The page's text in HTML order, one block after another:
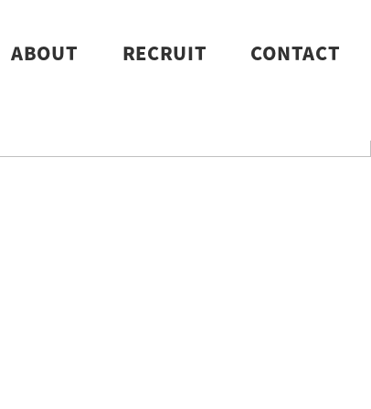
ABOUT RECRUIT CONTACT